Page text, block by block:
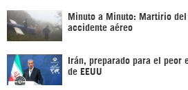
Minuto a Minuto: Martirio del
accidente aéreo
Irán, preparado para el peor
de EEUU